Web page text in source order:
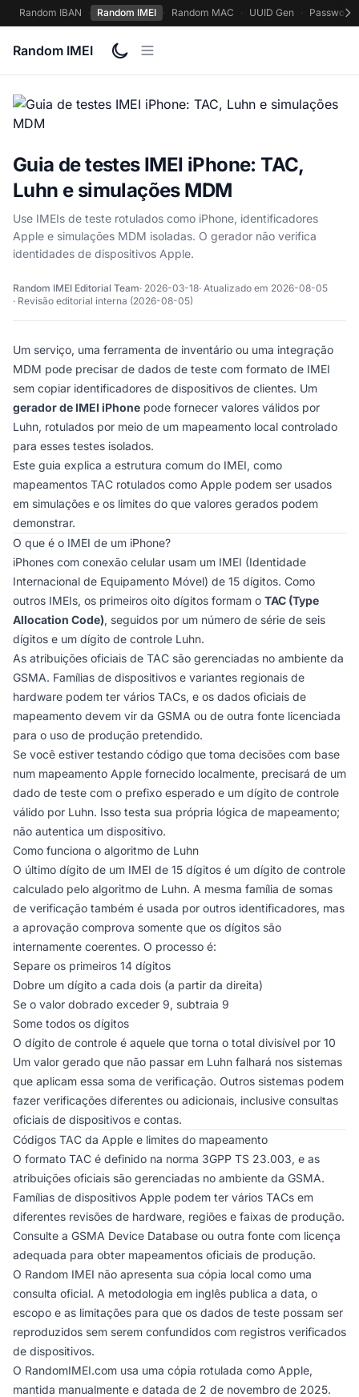
Random IBAN · Random IMEI · Random MAC · UUID Gen · Password
Random IMEI
Guia de testes IMEI iPhone: TAC,
Luhn e simulações MDM
Use IMEIs de teste rotulados como iPhone, identificadores
Apple e simulações MDM isoladas. O gerador não verifica
identidades de dispositivos Apple.
Random IMEI Editorial Team· 2026-03-18· Atualizado em 2026-08-05
· Revisão editorial interna (2026-08-05)
Um serviço, uma ferramenta de inventário ou uma integração
MDM pode precisar de dados de teste com formato de IMEI
sem copiar identificadores de dispositivos de clientes. Um
gerador de IMEI iPhone pode fornecer valores válidos por
Luhn, rotulados por meio de um mapeamento local controlado
para esses testes isolados.
Este guia explica a estrutura comum do IMEI, como
mapeamentos TAC rotulados como Apple podem ser usados
em simulações e os limites do que valores gerados podem
demonstrar.
O que é o IMEI de um iPhone?
iPhones com conexão celular usam um IMEI (Identidade
Internacional de Equipamento Móvel) de 15 dígitos. Como
outros IMEIs, os primeiros oito dígitos formam o TAC (Type
Allocation Code), seguidos por um número de série de seis
dígitos e um dígito de controle Luhn.
As atribuições oficiais de TAC são gerenciadas no ambiente da
GSMA. Famílias de dispositivos e variantes regionais de
hardware podem ter vários TACs, e os dados oficiais de
mapeamento devem vir da GSMA ou de outra fonte licenciada
para o uso de produção pretendido.
Se você estiver testando código que toma decisões com base
num mapeamento Apple fornecido localmente, precisará de um
dado de teste com o prefixo esperado e um dígito de controle
válido por Luhn. Isso testa sua própria lógica de mapeamento;
não autentica um dispositivo.
Como funciona o algoritmo de Luhn
O último dígito de um IMEI de 15 dígitos é um dígito de controle
calculado pelo algoritmo de Luhn. A mesma família de somas
de verificação também é usada por outros identificadores, mas
a aprovação comprova somente que os dígitos são
internamente coerentes. O processo é:
Separe os primeiros 14 dígitos
Dobre um dígito a cada dois (a partir da direita)
Se o valor dobrado exceder 9, subtraia 9
Some todos os dígitos
O dígito de controle é aquele que torna o total divisível por 10
Um valor gerado que não passar em Luhn falhará nos sistemas
que aplicam essa soma de verificação. Outros sistemas podem
fazer verificações diferentes ou adicionais, inclusive consultas
oficiais de dispositivos e contas.
Códigos TAC da Apple e limites do mapeamento
O formato TAC é definido na norma 3GPP TS 23.003, e as
atribuições oficiais são gerenciadas no ambiente da GSMA.
Famílias de dispositivos Apple podem ter vários TACs em
diferentes revisões de hardware, regiões e faixas de produção.
Consulte a GSMA Device Database ou outra fonte com licença
adequada para obter mapeamentos oficiais de produção.
O Random IMEI não apresenta sua cópia local como uma
consulta oficial. A metodologia em inglês publica a data, o
escopo e as limitações para que os dados de teste possam ser
reproduzidos sem serem confundidos com registros verificados
de dispositivos.
O RandomIMEI.com usa uma cópia rotulada como Apple,
mantida manualmente e datada de 2 de novembro de 2025.